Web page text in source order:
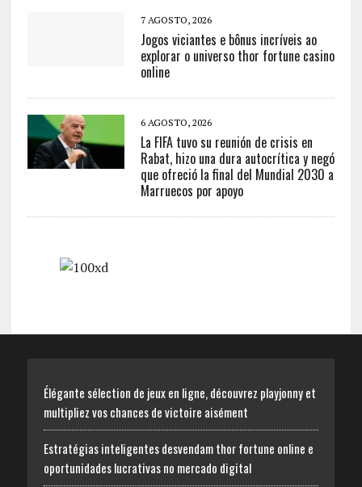
7 AGOSTO, 2026
Jogos viciantes e bônus incríveis ao
explorar o universo thor fortune casino
online
6 AGOSTO, 2026
La FIFA tuvo su reunión de crisis en
Rabat, hizo una dura autocrítica y negó
que ofreció la final del Mundial 2030 a
Marruecos por apoyo
Élégante sélection de jeux en ligne, découvrez playjonny et
multipliez vos chances de victoire aisément
Estratégias inteligentes desvendam thor fortune online e
oportunidades lucrativas no mercado digital